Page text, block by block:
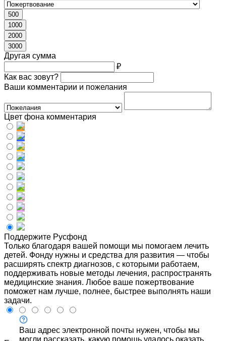
500
1000
2000
3000
Другая сумма
₽
Как вас зовут?
Ваши комментарии и пожелания
Цвет фона комментария
Поддержите Русфонд
Только благодаря вашей помощи мы помогаем лечить
детей. Фонду нужны и средства для развития — чтобы
расширять спектр диагнозов, с которыми работаем,
поддерживать новые методы лечения, распространять
медицинские знания. Любое ваше пожертвование
поможет нам лучше, полнее, быстрее выполнять наши
задачи.
Ваш адрес электронной почты нужен, чтобы мы